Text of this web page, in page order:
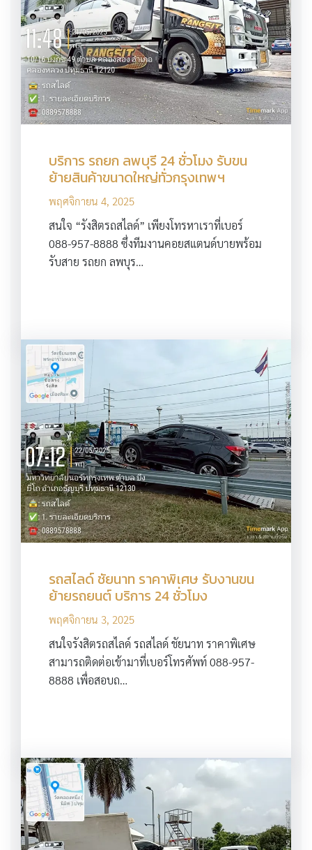
บริการ รถยก ลพบุรี 24 ชั่วโมง รับขน
ย้ายสินค้าขนาดใหญ่ทั่วกรุงเทพฯ
พฤศจิกายน 4, 2025
สนใจ “รังสิตรถสไลด์” เพียงโทรหาเราที่เบอร์
088-957-8888 ซึ่งทีมงานคอยสแตนด์บายพร้อม
รับสาย รถยก ลพบุร…
รถสไลด์ ชัยนาท ราคาพิเศษ รับงานขน
ย้ายรถยนต์ บริการ 24 ชั่วโมง
พฤศจิกายน 3, 2025
สนใจรังสิตรถสไลด์ รถสไลด์ ชัยนาท ราคาพิเศษ
สามารถติดต่อเข้ามาที่เบอร์โทรศัพท์ 088-957-
8888 เพื่อสอบถ…